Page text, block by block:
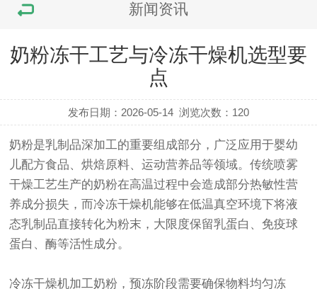
新闻资讯
奶粉冻干工艺与冷冻干燥机选型要
点
发布日期：2026-05-14 浏览次数：120
奶粉是乳制品深加工的重要组成部分，广泛应用于婴幼
儿配方食品、烘焙原料、运动营养品等领域。传统喷雾
干燥工艺生产的奶粉在高温过程中会造成部分热敏性营
养成分损失，而冷冻干燥机能够在低温真空环境下将液
态乳制品直接转化为粉末，大限度保留乳蛋白、免疫球
蛋白、酶等活性成分。
冷冻干燥机加工奶粉，预冻阶段需要确保物料均匀冻